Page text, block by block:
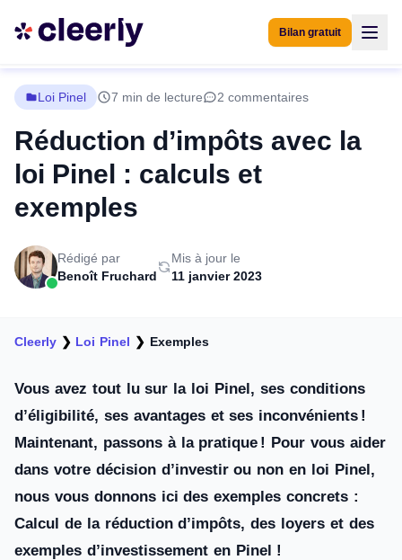
Bilan gratuit
Loi Pinel 7 min de lecture 2 commentaires
Réduction d’impôts avec la
loi Pinel : calculs et
exemples
Rédigé par
Benoît Fruchard
Mis à jour le
11 janvier 2023
Cleerly ❯ Loi Pinel ❯ Exemples
Vous avez tout lu sur la loi Pinel, ses conditions
d’éligibilité, ses avantages et ses inconvénients !
Maintenant, passons à la pratique ! Pour vous aider
dans votre décision d’investir ou non en loi Pinel,
nous vous donnons ici des exemples concrets :
Calcul de la réduction d’impôts, des loyers et des
exemples d’investissement en Pinel !